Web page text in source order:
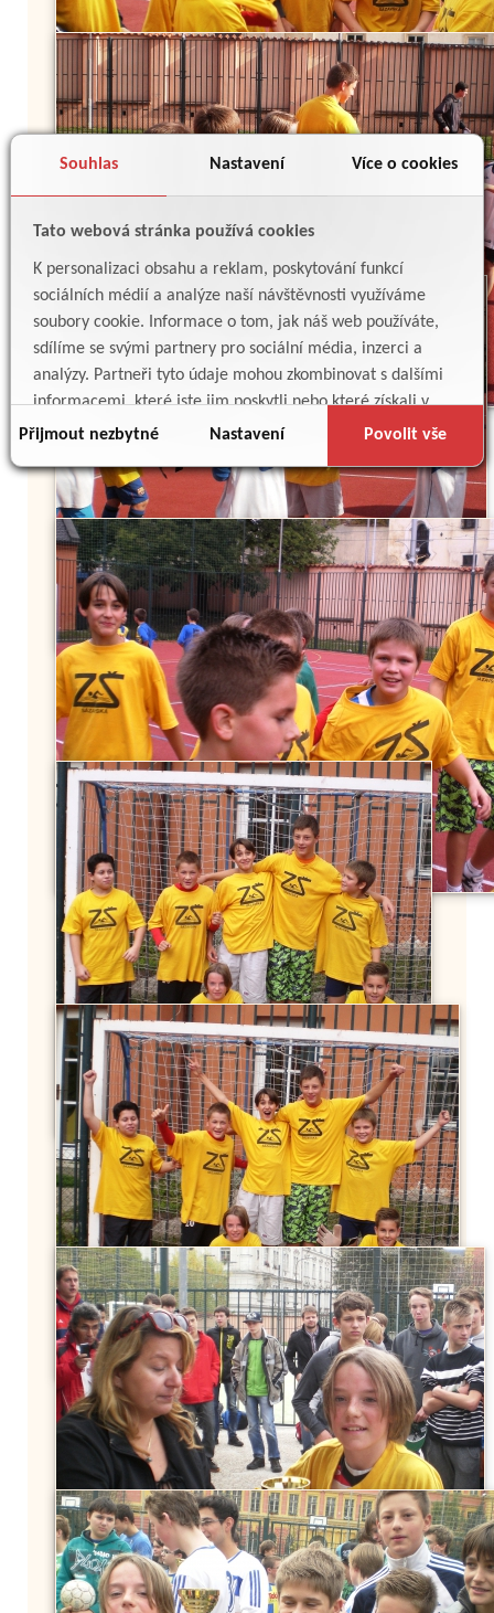
Souhlas Nastavení Více o cookies
Tato webová stránka používá cookies
K personalizaci obsahu a reklam, poskytování funkcí
sociálních médií a analýze naší návštěvnosti využíváme
soubory cookie. Informace o tom, jak náš web používáte,
sdílíme se svými partnery pro sociální média, inzerci a
analýzy. Partneři tyto údaje mohou zkombinovat s dalšími
informacemi, které jste jim poskytli nebo které získali v
důsledku toho, že používáte jejich služby.
Přijmout nezbytné Nastavení Povolit vše